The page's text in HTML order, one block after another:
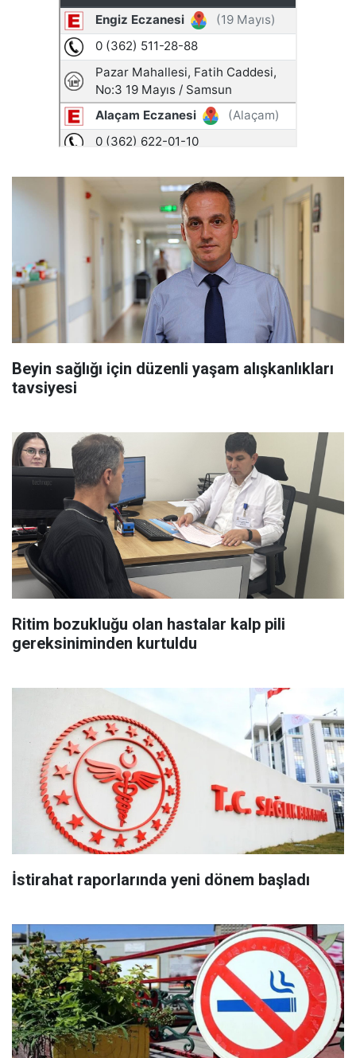
Beyin sağlığı için düzenli yaşam alışkanlıkları
tavsiyesi
Ritim bozukluğu olan hastalar kalp pili
gereksiniminden kurtuldu
İstirahat raporlarında yeni dönem başladı